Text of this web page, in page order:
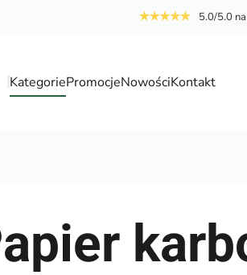
5.0/5.0
KategoriePromocjeNowościKontakt